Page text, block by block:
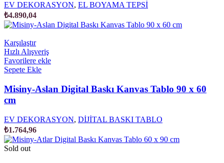
EV DEKORASYON, EL BOYAMA TEPSİ
₺4.890,04
Karşılaştır
Hızlı Alışveriş
Favorilere ekle
Sepete Ekle
Misiny-Aslan Digital Baskı Kanvas Tablo 90 x 60
cm
EV DEKORASYON, DİJİTAL BASKI TABLO
₺1.764,96
Sold out